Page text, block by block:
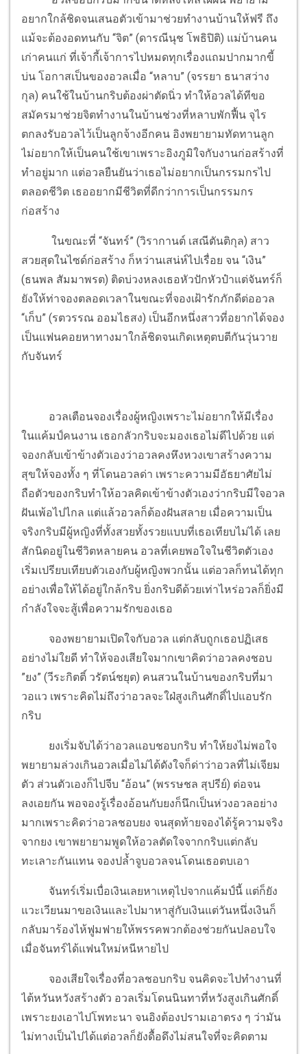
อยากใกล้ชิดจนเสนอตัวเข้ามาช่วยทำงานบ้านให้ฟรี ถึง
แม้จะต้องอดทนกับ “จิต” (ดารณีนุช โพธิปิติ) แม่บ้านคน
เก่าคนแก่ ที่เจ้ากี้เจ้าการไปหมดทุกเรื่องแถมปากมากขี้
บ่น โอกาสเป็นของอวลเมื่อ “หลาบ” (จรรยา ธนาสว่าง
กุล) คนใช้ในบ้านกริบต้องผ่าตัดนิ่ว ทำให้อวลได้ทีขอ
สมัครมาช่วยจิตทำงานในบ้านช่วงที่หลาบพักฟื้น จุไร
ตกลงรับอวลไว้เป็นลูกจ้างอีกคน อิงพยายามทัดทานลูก
ไม่อยากให้เป็นคนใช้เขาเพราะอิงภูมิใจกับงานก่อสร้างที่
ทำอยู่มาก แต่อวลยืนยันว่าเธอไม่อยากเป็นกรรมกรไป
ตลอดชีวิต เธออยากมีชีวิตที่ดีกว่าการเป็นกรรมกร
ก่อสร้าง
ในขณะที่ “จันทร์” (วิรากานต์ เสณีตันติกุล) สาว
สวยสุดในไซด์ก่อสร้าง ก็หว่านเสน่ห์ไปเรื่อย จน “เงิน”
(ธนพล สัมมาพรต) ติดบ่วงหลงเธอหัวปักหัวปำแต่จันทร์ก็
ยังให้ท่าจองตลอดเวลาในขณะที่จองเฝ้ารักภักดีต่ออวล
“เก็บ” (รตวรรณ ออมไธสง) เป็นอีกหนึ่งสาวที่อยากได้จอง
เป็นแฟนคอยหาทางมาใกล้ชิดจนเกิดเหตุตบตีกันวุ่นวาย
กับจันทร์
อวลเตือนจองเรื่องผู้หญิงเพราะไม่อยากให้มีเรื่อง
ในแค้มป์คนงาน เธอกลัวกริบจะมองเธอไม่ดีไปด้วย แต่
จองกลับเข้าข้างตัวเองว่าอวลคงหึงหวงเขาสร้างความ
สุขให้จองทั้ง ๆ ที่โดนอวลด่า เพราะความมีอัธยาศัยไม่
ถือตัวของกริบทำให้อวลคิดเข้าข้างตัวเองว่ากริบมีใจอวล
ฝันเพ้อไปไกล แต่แล้วอวลก็ต้องฝันสลาย เมื่อความเป็น
จริงกริบมีผู้หญิงที่ทั้งสวยทั้งรวยแบบที่เธอเทียบไม่ได้ เลย
สักนิดอยู่ในชีวิตหลายคน อวลที่เคยพอใจในชีวิตตัวเอง
เริ่มเปรียบเทียบตัวเองกับผู้หญิงพวกนั้น แต่อวลก็ทนได้ทุก
อย่างเพื่อให้ได้อยู่ใกล้กริบ ยิ่งกริบดีด้วยเท่าไหร่อวลก็ยิ่งมี
กำลังใจจะสู้เพื่อความรักของเธอ
จองพยายามเปิดใจกับอวล แต่กลับถูกเธอปฏิเสธ
อย่างไม่ใยดี ทำให้จองเสียใจมากเขาคิดว่าอวลคงชอบ
”ยง” (วีระกิตติ์ วรัตน์ชยุต) คนสวนในบ้านของกริบที่มา
วอแว เพราะคิดไม่ถึงว่าอวลจะใฝ่สูงเกินศักดิ์ไปแอบรัก
กริบ
ยงเริ่มจับได้ว่าอวลแอบชอบกริบ ทำให้ยงไม่พอใจ
พยายามล่วงเกินอวลเมื่อไม่ได้ดังใจก็ด่าว่าอวลที่ไม่เจียม
ตัว ส่วนตัวเองก็ไปจีบ “อ้อน” (พรรษชล สุปรีย์) ต่อจน
ลงเอยกัน พอจองรู้เรื่องอ้อนกับยงก็นึกเป็นห่วงอวลอย่าง
มากเพราะคิดว่าอวลชอบยง จนสุดท้ายจองได้รู้ความจริง
จากยง เขาพยายามพูดให้อวลตัดใจจากกริบแต่กลับ
ทะเลาะกันแทน จองปล้ำจูบอวลจนโดนเธอตบเอา
จันทร์เริ่มเบื่อเงินเลยหาเหตุไปจากแค้มป์นี้ แต่ก็ยัง
แวะเวียนมาขอเงินและไปมาหาสู่กับเงินแต่วันหนึ่งเงินก็
กลับมาร้องไห้ฟูมฟายให้พรรคพวกต้องช่วยกันปลอบใจ
เมื่อจันทร์ได้แฟนใหม่หนีหายไป
จองเสียใจเรื่องที่อวลชอบกริบ จนคิดจะไปทำงานที่
ไต้หวันหวังสร้างตัว อวลเริ่มโดนนินทาที่หวังสูงเกินศักดิ์
เพราะยงเอาไปโพทะนา จนอิงต้องปรามเอาตรง ๆ ว่ามัน
ไม่ทางเป็นไปได้แต่อวลก็ยังดื้อดึงไม่สนใจที่จะคิดตาม